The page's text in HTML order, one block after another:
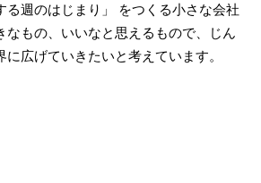
る週のはじまり」 をつくる⼩さな会社
なもの、いいなと思えるもので、じん
広げていきたいと考えています。